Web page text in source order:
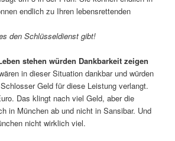
endlich zu Ihren lebensrettenden
den Schlüsseldienst gibt!
stehen würden Dankbarkeit zeigen
in dieser Situation dankbar und würden
Geld für diese Leistung verlangt.
Das klingt nach viel Geld, aber die
in München ab und nicht in Sansibar. Und
nicht wirklich viel.